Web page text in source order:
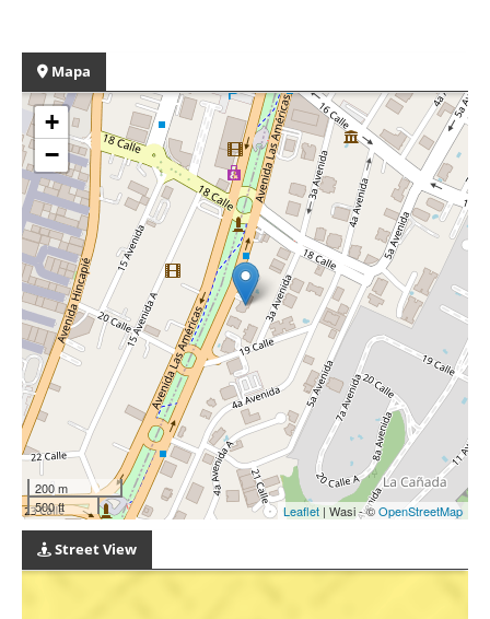
Mapa
+
−
200 m
500 ft
Leaflet | Wasi - ©OpenStreetMap
Street View